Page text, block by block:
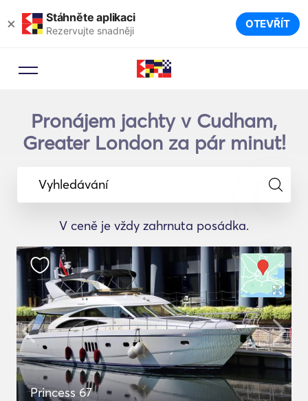
× Stáhněte aplikaci
Rezervujte snadněji OTEVŘÍT
Pronájem jachty v Cudham,
Greater London za pár minut!
Vyhledávání
V ceně je vždy zahrnuta posádka.
Princess 67